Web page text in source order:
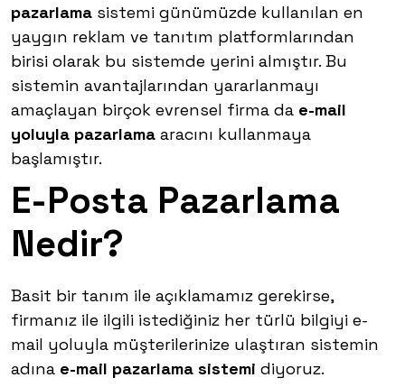
pazarlama sistemi günümüzde kullanılan en
yaygın reklam ve tanıtım platformlarından
birisi olarak bu sistemde yerini almıştır. Bu
sistemin avantajlarından yararlanmayı
amaçlayan birçok evrensel firma da e-mail
yoluyla pazarlama aracını kullanmaya
başlamıştır.
E-Posta Pazarlama
Nedir?
Basit bir tanım ile açıklamamız gerekirse,
firmanız ile ilgili istediğiniz her türlü bilgiyi e-
mail yoluyla müşterilerinize ulaştıran sistemin
adına e-mail pazarlama sistemi diyoruz.